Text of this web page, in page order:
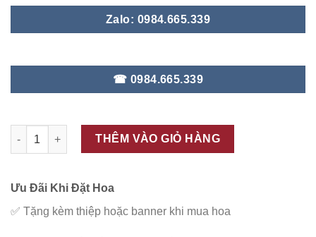
Zalo: 0984.665.339
☎ 0984.665.339
ĐC - V130 số lượng
THÊM VÀO GIỎ HÀNG
Ưu Đãi Khi Đặt Hoa
✅ Tặng kèm thiệp hoặc banner khi mua hoa